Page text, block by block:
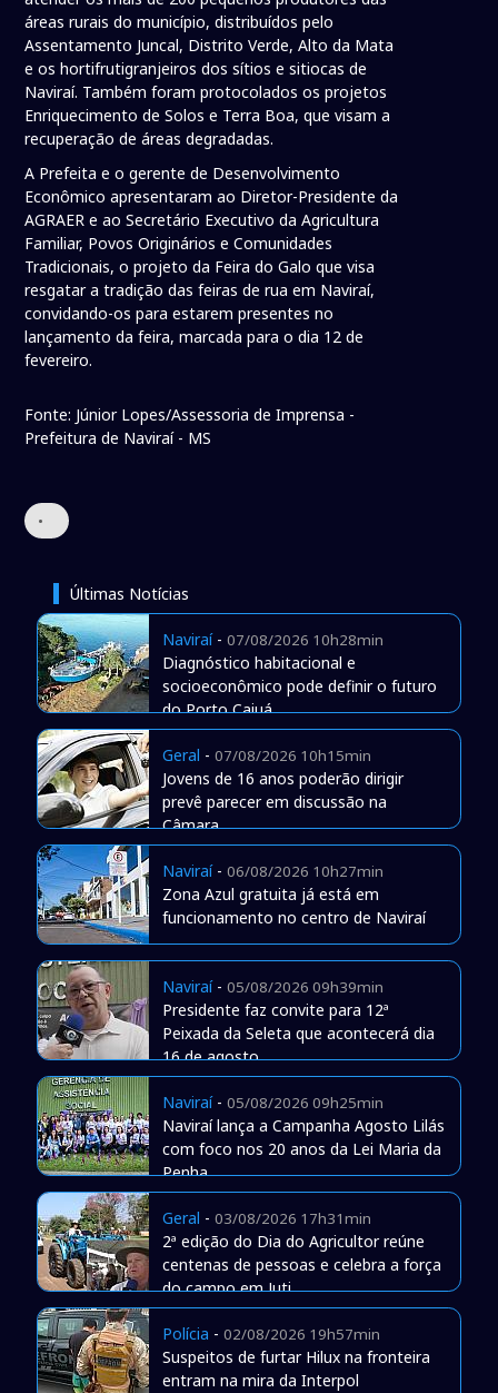
áreas rurais do município, distribuídos pelo
Assentamento Juncal, Distrito Verde, Alto da Mata
e os hortifrutigranjeiros dos sítios e sitiocas de
Naviraí. Também foram protocolados os projetos
Enriquecimento de Solos e Terra Boa, que visam a
recuperação de áreas degradadas.
A Prefeita e o gerente de Desenvolvimento
Econômico apresentaram ao Diretor-Presidente da
AGRAER e ao Secretário Executivo da Agricultura
Familiar, Povos Originários e Comunidades
Tradicionais, o projeto da Feira do Galo que visa
resgatar a tradição das feiras de rua em Naviraí,
convidando-os para estarem presentes no
lançamento da feira, marcada para o dia 12 de
fevereiro.
Fonte: Júnior Lopes/Assessoria de Imprensa -
Prefeitura de Naviraí - MS
•
Últimas Notícias
Naviraí- 07/08/2026 10h28min
Diagnóstico habitacional e
socioeconômico pode definir o futuro
do Porto Caiuá
Geral - 07/08/2026 10h15min
Jovens de 16 anos poderão dirigir
prevê parecer em discussão na
Câmara
Naviraí- 06/08/2026 10h27min
Zona Azul gratuita já está em
funcionamento no centro de Naviraí
Naviraí- 05/08/2026 09h39min
Presidente faz convite para 12ª
Peixada da Seleta que acontecerá dia
16 de agosto
Naviraí- 05/08/2026 09h25min
Naviraí lança a Campanha Agosto Lilás
com foco nos 20 anos da Lei Maria da
Penha
Geral - 03/08/2026 17h31min
2ª edição do Dia do Agricultor reúne
centenas de pessoas e celebra a força
do campo em Juti
Polícia - 02/08/2026 19h57min
Suspeitos de furtar Hilux na fronteira
entram na mira da Interpol